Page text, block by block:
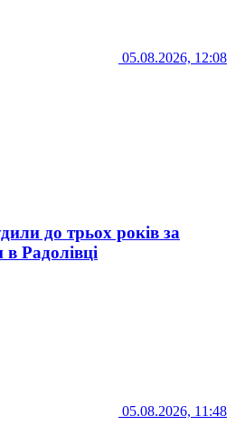
05.08.2026, 12:08
до трьох років за
Радолівці
05.08.2026, 11:48